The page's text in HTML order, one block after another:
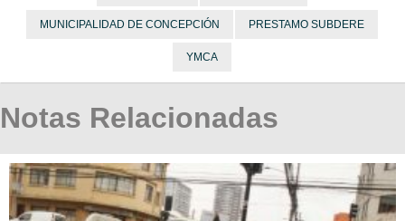
MUNICIPALIDAD DE CONCEPCIÓN PRESTAMO SUBDERE
YMCA
Notas Relacionadas